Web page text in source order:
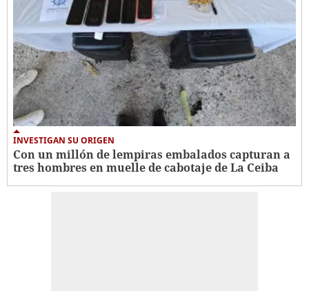
INVESTIGAN SU ORIGEN
Con un millón de lempiras embalados capturan a
tres hombres en muelle de cabotaje de La Ceiba